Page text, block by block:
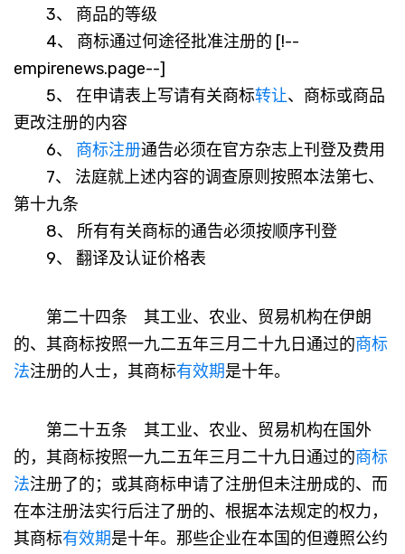
3、 商品的等级
4、 商标通过何途径批准注册的 [!--
empirenews.page--]
5、 在申请表上写请有关商标转让、商标或商品
更改注册的内容
6、 商标注册通告必须在官方杂志上刊登及费用
7、 法庭就上述内容的调查原则按照本法第七、
第十九条
8、 所有有关商标的通告必须按顺序刊登
9、 翻译及认证价格表
第二十四条 其工业、农业、贸易机构在伊朗
的、其商标按照一九二五年三月二十九日通过的商标
法注册的人士，其商标有效期是十年。
第二十五条 其工业、农业、贸易机构在国外
的，其商标按照一九二五年三月二十九日通过的商标
法注册了的；或其商标申请了注册但未注册成的、而
在本注册法实行后注了册的、根据本法规定的权力，
其商标有效期是十年。那些企业在本国的但遵照公约